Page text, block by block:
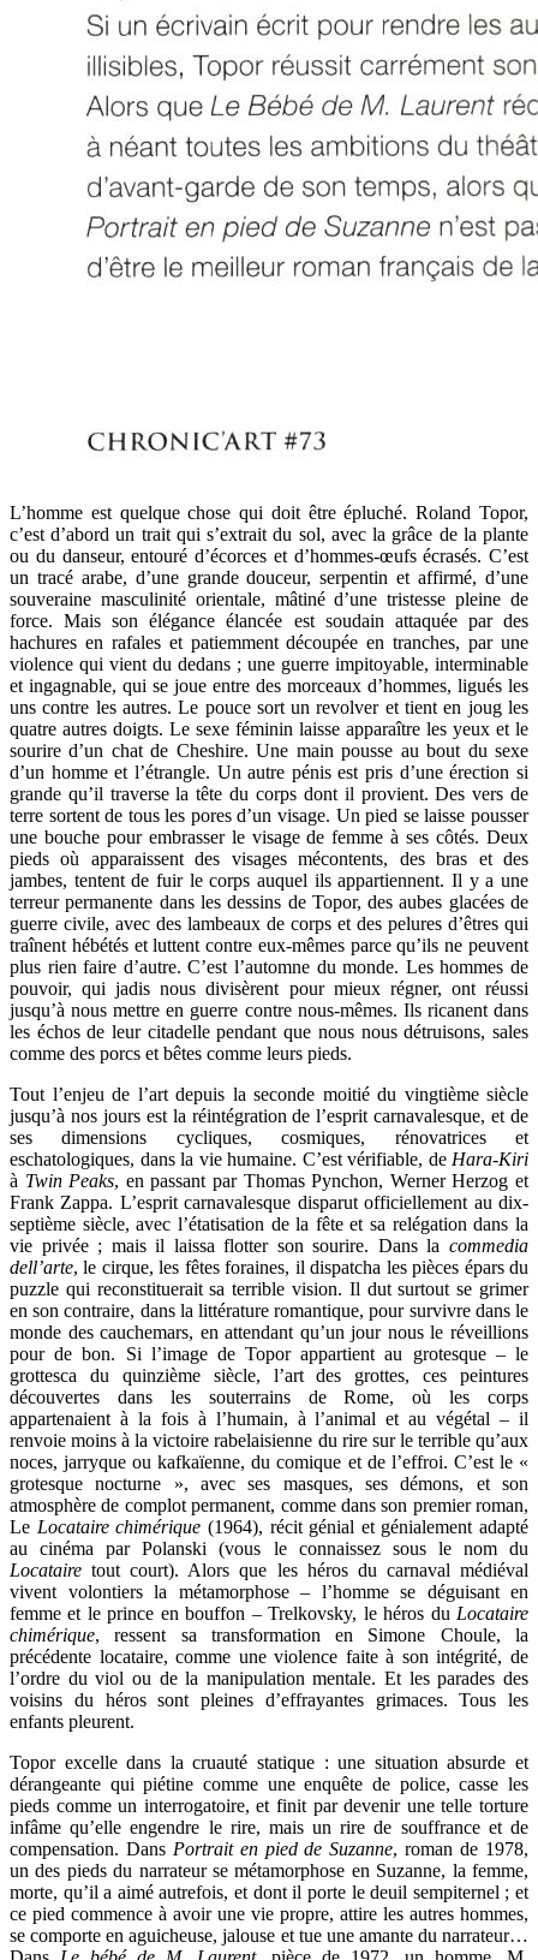
L’homme est quelque chose qui doit être épluché. Roland Topor,
c’est d’abord un trait qui s’extrait du sol, avec la grâce de la plante
ou du danseur, entouré d’écorces et d’hommes-œufs écrasés. C’est
un tracé arabe, d’une grande douceur, serpentin et affirmé, d’une
souveraine masculinité orientale, mâtiné d’une tristesse pleine de
force. Mais son élégance élancée est soudain attaquée par des
hachures en rafales et patiemment découpée en tranches, par une
violence qui vient du dedans ; une guerre impitoyable, interminable
et ingagnable, qui se joue entre des morceaux d’hommes, ligués les
uns contre les autres. Le pouce sort un revolver et tient en joug les
quatre autres doigts. Le sexe féminin laisse apparaître les yeux et le
sourire d’un chat de Cheshire. Une main pousse au bout du sexe
d’un homme et l’étrangle. Un autre pénis est pris d’une érection si
grande qu’il traverse la tête du corps dont il provient. Des vers de
terre sortent de tous les pores d’un visage. Un pied se laisse pousser
une bouche pour embrasser le visage de femme à ses côtés. Deux
pieds où apparaissent des visages mécontents, des bras et des
jambes, tentent de fuir le corps auquel ils appartiennent. Il y a une
terreur permanente dans les dessins de Topor, des aubes glacées de
guerre civile, avec des lambeaux de corps et des pelures d’êtres qui
traînent hébétés et luttent contre eux-mêmes parce qu’ils ne peuvent
plus rien faire d’autre. C’est l’automne du monde. Les hommes de
pouvoir, qui jadis nous divisèrent pour mieux régner, ont réussi
jusqu’à nous mettre en guerre contre nous-mêmes. Ils ricanent dans
les échos de leur citadelle pendant que nous nous détruisons, sales
comme des porcs et bêtes comme leurs pieds.
Tout l’enjeu de l’art depuis la seconde moitié du vingtième siècle
jusqu’à nos jours est la réintégration de l’esprit carnavalesque, et de
ses dimensions cycliques, cosmiques, rénovatrices et
eschatologiques, dans la vie humaine. C’est vérifiable, de Hara-Kiri
à Twin Peaks, en passant par Thomas Pynchon, Werner Herzog et
Frank Zappa. L’esprit carnavalesque disparut officiellement au dix-
septième siècle, avec l’étatisation de la fête et sa relégation dans la
vie privée ; mais il laissa flotter son sourire. Dans la commedia
dell’arte, le cirque, les fêtes foraines, il dispatcha les pièces épars du
puzzle qui reconstituerait sa terrible vision. Il dut surtout se grimer
en son contraire, dans la littérature romantique, pour survivre dans le
monde des cauchemars, en attendant qu’un jour nous le réveillions
pour de bon. Si l’image de Topor appartient au grotesque – le
grottesca du quinzième siècle, l’art des grottes, ces peintures
découvertes dans les souterrains de Rome, où les corps
appartenaient à la fois à l’humain, à l’animal et au végétal – il
renvoie moins à la victoire rabelaisienne du rire sur le terrible qu’aux
noces, jarryque ou kafkaïenne, du comique et de l’effroi. C’est le «
grotesque nocturne », avec ses masques, ses démons, et son
atmosphère de complot permanent, comme dans son premier roman,
Le Locataire chimérique (1964), récit génial et génialement adapté
au cinéma par Polanski (vous le connaissez sous le nom du
Locataire tout court). Alors que les héros du carnaval médiéval
vivent volontiers la métamorphose – l’homme se déguisant en
femme et le prince en bouffon – Trelkovsky, le héros du Locataire
chimérique, ressent sa transformation en Simone Choule, la
précédente locataire, comme une violence faite à son intégrité, de
l’ordre du viol ou de la manipulation mentale. Et les parades des
voisins du héros sont pleines d’effrayantes grimaces. Tous les
enfants pleurent.
Topor excelle dans la cruauté statique : une situation absurde et
dérangeante qui piétine comme une enquête de police, casse les
pieds comme un interrogatoire, et finit par devenir une telle torture
infâme qu’elle engendre le rire, mais un rire de souffrance et de
compensation. Dans Portrait en pied de Suzanne, roman de 1978,
un des pieds du narrateur se métamorphose en Suzanne, la femme,
morte, qu’il a aimé autrefois, et dont il porte le deuil sempiternel ; et
ce pied commence à avoir une vie propre, attire les autres hommes,
se comporte en aguicheuse, jalouse et tue une amante du narrateur…